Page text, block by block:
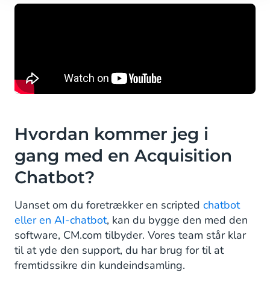
Hvordan kommer jeg i
gang med en Acquisition
Chatbot?
Uanset om du foretrækker en scripted chatbot
eller en AI-chatbot, kan du bygge den med den
software, CM.com tilbyder. Vores team står klar
til at yde den support, du har brug for til at
fremtidssikre din kundeindsamling.